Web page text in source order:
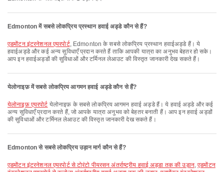
Edmonton में सबसे लोकप्रिय प्रस्थान हवाई अड्डे कौन से हैं?
एडमोंटन इंटरनेशनल एयरपोर्ट, Edmonton के सबसे लोकप्रिय प्रस्थान हवाईअड्डे हैं। ये
हवाईअड्डे और कई अन्य सुविधाएँ प्रदान करते हैं ताकि आपकी यात्रा का अनुभव बेहतर हो सके।
आप इन हवाईअड्डों की सुविधाओं और टर्मिनल लेआउट की विस्तृत जानकारी देख सकते हैं।
येलोनाइफ़ में सबसे लोकप्रिय आगमन हवाई अड्डे कौन से हैं?
येलोनाइफ़ एयरपोर्ट येलोनाइफ़ के सबसे लोकप्रिय आगमन हवाई अड्डे हैं। ये हवाई अड्डे और कई
अन्य सुविधाएँ प्रदान करते हैं, जो आपके यात्रा अनुभव को बेहतर बनाती हैं। आप इन हवाई अड्डों
की सुविधाओं और टर्मिनल लेआउट की विस्तृत जानकारी देख सकते हैं।
Edmonton से सबसे लोकप्रिय उड़ान मार्ग कौन से हैं?
एडमोंटन इंटरनेशनल एयरपोर्ट से टोरंटो पीयरसन अंतर्राष्ट्रीय हवाई अड्डा तक की उड़ान,एडमोंटन